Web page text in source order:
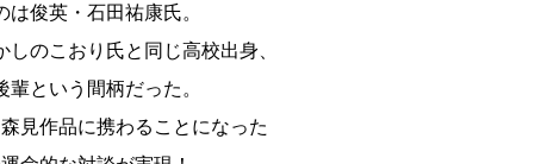
は俊英・石田祐康氏。
のこおり氏と同じ高校出身、
輩という間柄だった。
見作品に携わることになった